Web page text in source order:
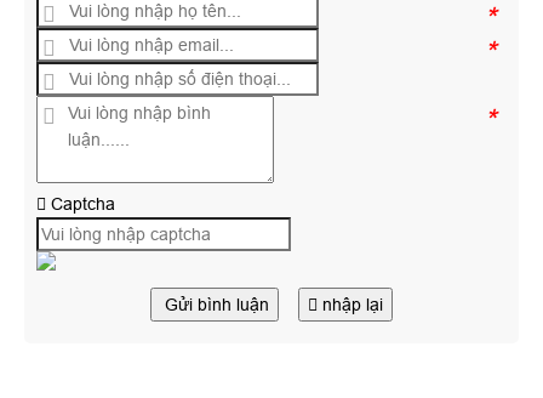
*
*
*
Captcha
Gửi bình luận nhập lại